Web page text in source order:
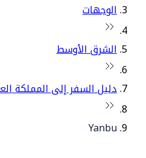
الوجهات
الشرق الأوسط
دليل السفر إلى المملكة
Yanbu